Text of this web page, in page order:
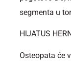
segmenta u
HIJATUS
Osteopata će